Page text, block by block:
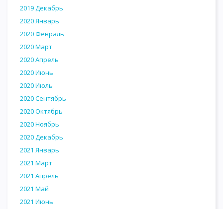
2019 Декабрь
2020 Январь
2020 Февраль
2020 Март
2020 Апрель
2020 Июнь
2020 Июль
2020 Сентябрь
2020 Октябрь
2020 Ноябрь
2020 Декабрь
2021 Январь
2021 Март
2021 Апрель
2021 Май
2021 Июнь